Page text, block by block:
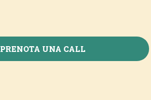
PRENOTA UNA CALL